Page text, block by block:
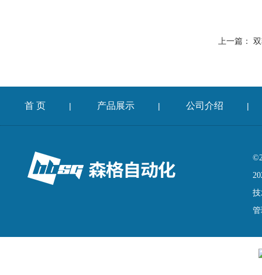
上一篇：
首 页 | 产品展示 | 公司介绍 |